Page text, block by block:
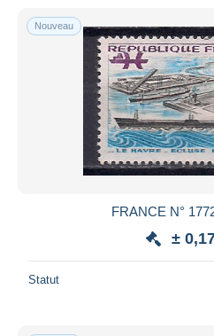
Nouveau
FRANCE N°
±
Statut